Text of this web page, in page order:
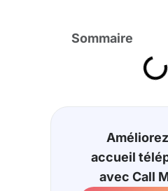
Sommaire
accueil
avec Call